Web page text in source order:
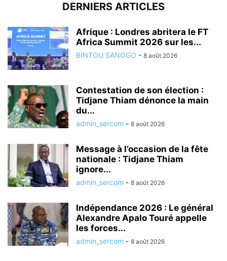
DERNIERS ARTICLES
Afrique : Londres abritera le FT
Africa Summit 2026 sur les...
BINTOU SANOGO - 8 août 2026
Contestation de son élection :
Tidjane Thiam dénonce la main
du...
admin_sercom - 8 août 2026
Message à l’occasion de la fête
nationale : Tidjane Thiam
ignore...
admin_sercom - 8 août 2026
Indépendance 2026 : Le général
Alexandre Apalo Touré appelle
les forces...
admin_sercom - 8 août 2026